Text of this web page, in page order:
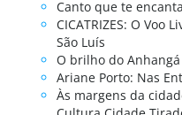
Canto que te
CICATRIZES: O Voo
São Luís
O brilho do
Ariane Porto: Nas
Às margens da